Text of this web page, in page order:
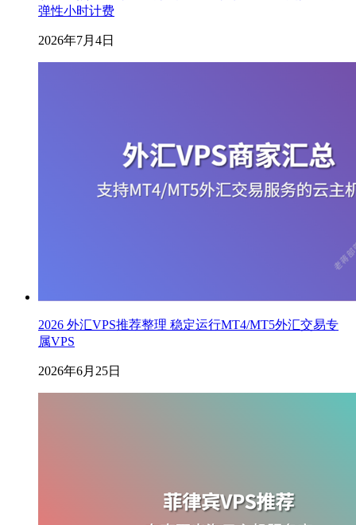
弹性小时计费
2026年7月4日
2026 外汇VPS推荐整理 稳定运行MT4/MT5外汇交易专
属VPS
2026年6月25日